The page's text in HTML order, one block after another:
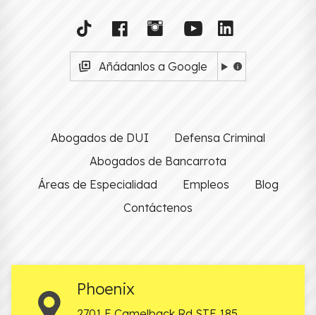
Añádanlos a Google
Abogados de DUI
Defensa Criminal
Abogados de Bancarrota
Áreas de Especialidad
Empleos
Blog
Contáctenos
Phoenix